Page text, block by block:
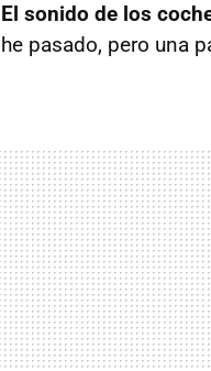
El sonido de los
he pasado, pero una